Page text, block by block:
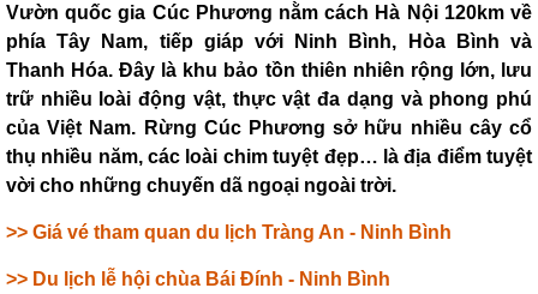
Vườn quốc gia Cúc Phương nằm cách Hà Nội 120km về
phía Tây Nam, tiếp giáp với Ninh Bình, Hòa Bình và
Thanh Hóa. Đây là khu bảo tồn thiên nhiên rộng lớn, lưu
trữ nhiều loài động vật, thực vật đa dạng và phong phú
của Việt Nam. Rừng Cúc Phương sở hữu nhiều cây cổ
thụ nhiều năm, các loài chim tuyệt đẹp… là địa điểm tuyệt
vời cho những chuyến dã ngoại ngoài trời.
>> Giá vé tham quan du lịch Tràng An - Ninh Bình
>> Du lịch lễ hội chùa Bái Đính - Ninh Bình